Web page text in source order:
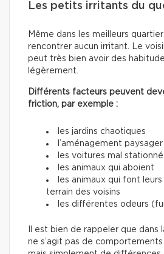
Les petits irritants du
Même dans les meilleurs
rencontrer aucun irritant. Le
peut très bien avoir des
légèrement.
Différents facteurs peuvent
friction, par exemple :
les jardins chaotiques
l’aménagement
les voitures mal
les animaux qui aboient
les animaux qui font
terrain des voisins
les différentes odeurs
Il est bien de rappeler que dans
ne s’agit pas de